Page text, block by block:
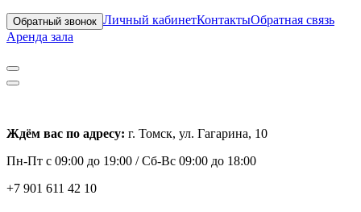
Обратный звонок Личный кабинетКонтактыОбратная связь
Аренда зала
Ждём вас по адресу: г. Томск, ул. Гагарина, 10
Пн-Пт с 09:00 до 19:00 /Сб-Вс 09:00 до 18:00
+7 901 611 42 10